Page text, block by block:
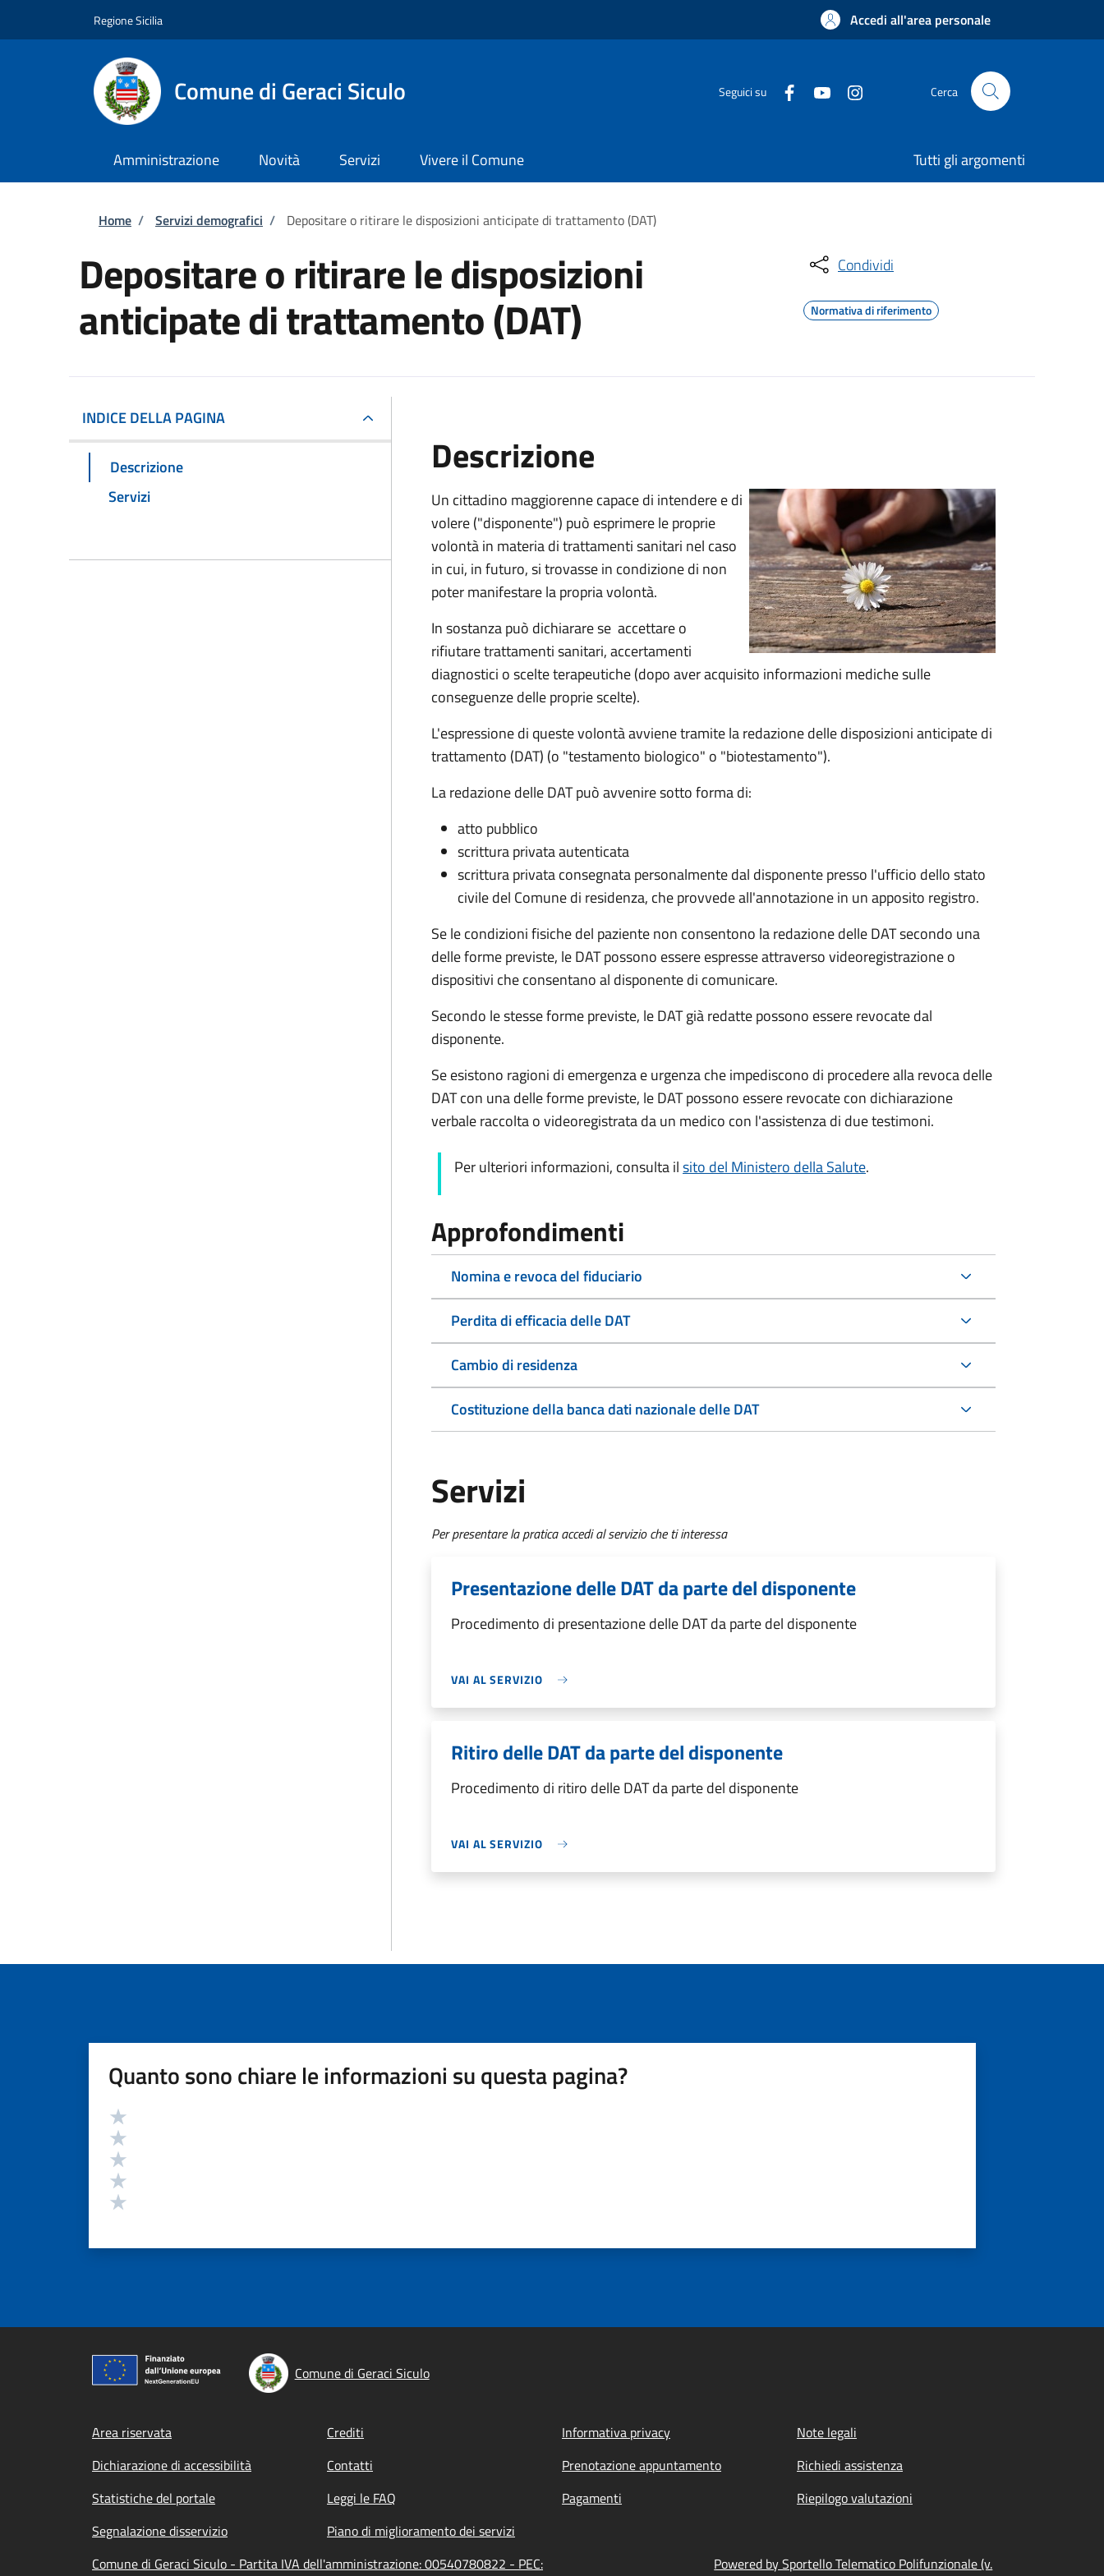
Regione Sicilia Accedi all'area personale
Comune di Geraci Siculo Seguici su Cerca
Amministrazione Novità Servizi Vivere il Comune Tutti gli argomenti
Briciole di pane
Home / Servizi demografici / Depositare o ritirare le disposizioni anticipate di trattamento (DAT)
Depositare o ritirare le disposizioni
anticipate di trattamento (DAT)
Condividi
Normativa di riferimento
INDICE DELLA PAGINA
Descrizione
Servizi
Descrizione
Un cittadino maggiorenne capace di intendere e di
volere ("disponente") può esprimere le proprie
volontà in materia di trattamenti sanitari nel caso
in cui, in futuro, si trovasse in condizione di non
poter manifestare la propria volontà.
In sostanza può dichiarare se accettare o
rifiutare trattamenti sanitari, accertamenti
diagnostici o scelte terapeutiche (dopo aver acquisito informazioni mediche sulle
conseguenze delle proprie scelte).
L'espressione di queste volontà avviene tramite la redazione delle disposizioni anticipate di
trattamento (DAT) (o "testamento biologico" o "biotestamento").
La redazione delle DAT può avvenire sotto forma di:
atto pubblico
scrittura privata autenticata
scrittura privata consegnata personalmente dal disponente presso l'ufficio dello stato
civile del Comune di residenza, che provvede all'annotazione in un apposito registro.
Se le condizioni fisiche del paziente non consentono la redazione delle DAT secondo una
delle forme previste, le DAT possono essere espresse attraverso videoregistrazione o
dispositivi che consentano al disponente di comunicare.
Secondo le stesse forme previste, le DAT già redatte possono essere revocate dal
disponente.
Se esistono ragioni di emergenza e urgenza che impediscono di procedere alla revoca delle
DAT con una delle forme previste, le DAT possono essere revocate con dichiarazione
verbale raccolta o videoregistrata da un medico con l'assistenza di due testimoni.
Per ulteriori informazioni, consulta ilsito del Ministero della Salute.
Approfondimenti
Nomina e revoca del fiduciario
Perdita di efficacia delle DAT
Cambio di residenza
Costituzione della banca dati nazionale delle DAT
Servizi
Per presentare la pratica accedi al servizio che ti interessa
Presentazione delle DAT da parte del disponente
Procedimento di presentazione delle DAT da parte del disponente
VAI AL SERVIZIO
Ritiro delle DAT da parte del disponente
Procedimento di ritiro delle DAT da parte del disponente
VAI AL SERVIZIO
Quanto sono chiare le informazioni su questa pagina?
Valutazione
Comune di Geraci Siculo
Footer menu
Area riservata Crediti Informativa privacy
Note legali
Dichiarazione di accessibilità
Contatti Prenotazione appuntamento
Richiedi assistenza
Statistiche del portale
Leggi le FAQ Pagamenti
Riepilogo valutazioni
Segnalazione disservizio
Piano di miglioramento dei servizi
Comune di Geraci Siculo - Partita IVA dell'amministrazione: 00540780822 - PEC:
Powered by Sportello Telematico Polifunzionale (v.